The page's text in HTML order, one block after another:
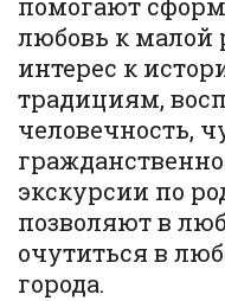
помогают
любовь к малой
интерес к
традициям,
человечность,
экскурсии по
позволяют в
очутиться в
города.